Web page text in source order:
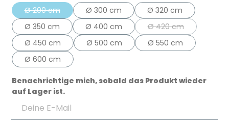
Ø 200 cm
(Diese Option ist zurzeit nicht verfügbar.)
Ø 300 cm
Ø 320 cm
Ø 350 cm
Ø 400 cm Ø 420 cm
(Diese Option ist
Ø 450 cm Ø 500 cm
Ø 550 cm
Ø 600 cm
Benachrichtige mich, sobald das Produkt wieder
auf Lager ist.